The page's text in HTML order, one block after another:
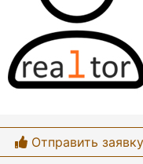
Отправить заявку